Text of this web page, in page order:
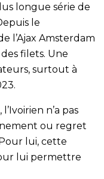
longue série de
le
l’Ajax Amsterdam
filets. Une
surtout à
n’a pas
ou regret
lui, cette
lui permettre